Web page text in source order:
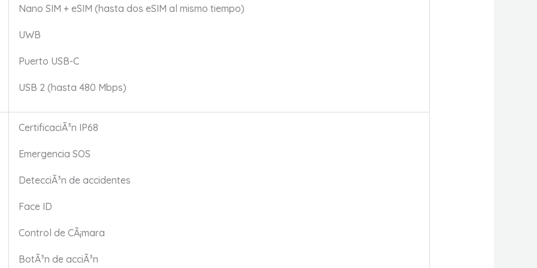
Nano SIM + eSIM (hasta dos eSIM al mismo tiempo)
UWB
Puerto USB-C
USB 2 (hasta 480 Mbps)
CertificaciÃ³n IP68
Emergencia SOS
DetecciÃ³n de accidentes
Face ID
Control de CÃ¡mara
BotÃ³n de acciÃ³n